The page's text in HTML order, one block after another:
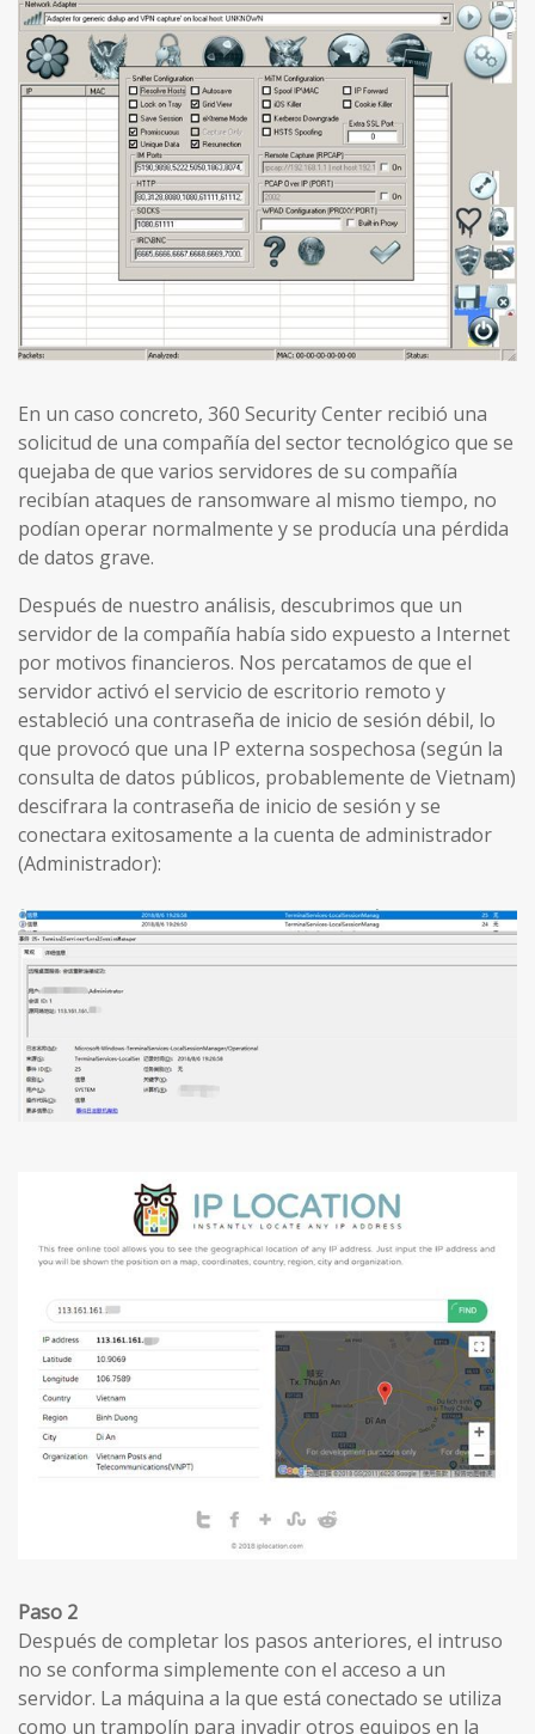
En un caso concreto, 360 Security Center recibió una
solicitud de una compañía del sector tecnológico que se
quejaba de que varios servidores de su compañía
recibían ataques de ransomware al mismo tiempo, no
podían operar normalmente y se producía una pérdida
de datos grave.
Después de nuestro análisis, descubrimos que un
servidor de la compañía había sido expuesto a Internet
por motivos financieros. Nos percatamos de que el
servidor activó el servicio de escritorio remoto y
estableció una contraseña de inicio de sesión débil, lo
que provocó que una IP externa sospechosa (según la
consulta de datos públicos, probablemente de Vietnam)
descifrara la contraseña de inicio de sesión y se
conectara exitosamente a la cuenta de administrador
(Administrador):
Paso 2
Después de completar los pasos anteriores, el intruso
no se conforma simplemente con el acceso a un
servidor. La máquina a la que está conectado se utiliza
como un trampolín para invadir otros equipos en la